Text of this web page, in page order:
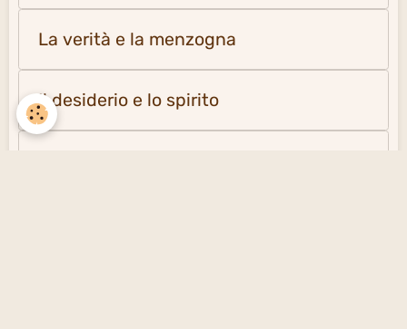
La verità e la menzogna
Il desiderio e lo spirito